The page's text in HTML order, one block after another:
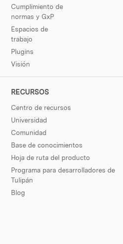
Cumplimiento de
normas y GxP
Espacios de
trabajo
Plugins
Visión
RECURSOS
Centro de recursos
Universidad
Comunidad
Base de conocimientos
Hoja de ruta del producto
Programa para desarrolladores de
Tulipán
Blog